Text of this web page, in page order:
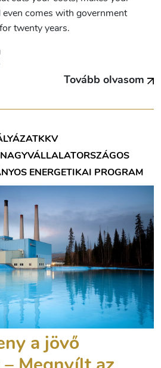
comes with government
twenty years.
Tovább olvasom
KKV
NAGYVÁLLALATORSZÁGOS
ENERGETIKAI PROGRAM
a jövő